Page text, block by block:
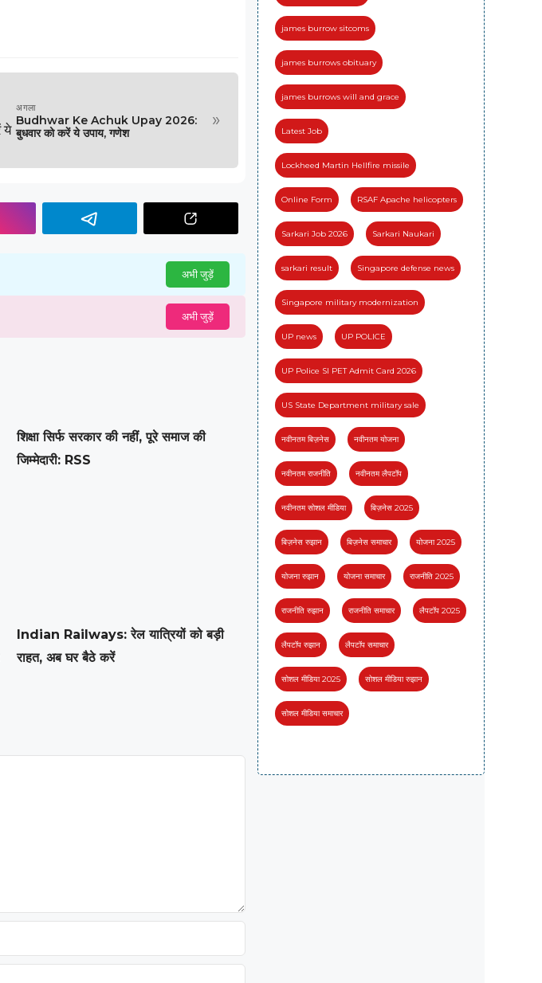
अगला
Budhwar Ke Achuk Upay 2026:
बुधवार को करें ये उपाय, गणेश
»
अभी जुड़ें
अभी जुड़ें
शिक्षा सिर्फ सरकार की नहीं, पूरे समाज की
जिम्मेदारी: RSS
Indian Railways: रेल यात्रियों को बड़ी
राहत, अब घर बैठे करें
james burrow sitcoms
james burrows obituary
james burrows will and grace
Latest Job
Lockheed Martin Hellfire missile
Online Form RSAF Apache helicopters
Sarkari Job 2026 Sarkari Naukari
sarkari result Singapore defense news
Singapore military modernization
UP news UP POLICE
UP Police SI PET Admit Card 2026
US State Department military sale
नवीनतम बिज़नेस नवीनतम योजना
नवीनतम राजनीति नवीनतम लैपटॉप
नवीनतम सोशल मीडिया बिज़नेस 2025
बिज़नेस रुझान बिज़नेस समाचार योजना 2025
योजना रुझान योजना समाचार राजनीति 2025
राजनीति रुझान राजनीति समाचार लैपटॉप 2025
लैपटॉप रुझान लैपटॉप समाचार
सोशल मीडिया 2025 सोशल मीडिया रुझान
सोशल मीडिया समाचार